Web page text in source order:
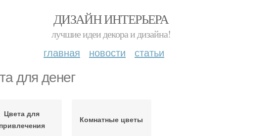
ДИЗАЙН ИНТЕРЬЕРА
лучшие идеи декора и дизайна!
главная новости статьи
для денег
Цвета для
привлечения
Комнатные цветы